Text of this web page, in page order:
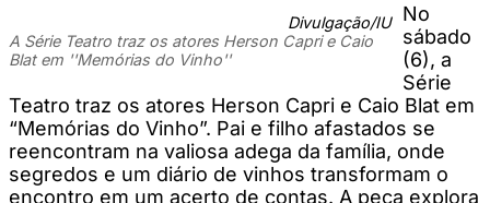
Divulgação/IU
A Série Teatro traz os atores Herson Capri e Caio
Blat em ''Memórias do Vinho''
No
sábado
(6), a
Série
Teatro traz os atores Herson Capri e Caio Blat em
“Memórias do Vinho”. Pai e filho afastados se
reencontram na valiosa adega da família, onde
segredos e um diário de vinhos transformam o
encontro em um acerto de contas. A peça explora